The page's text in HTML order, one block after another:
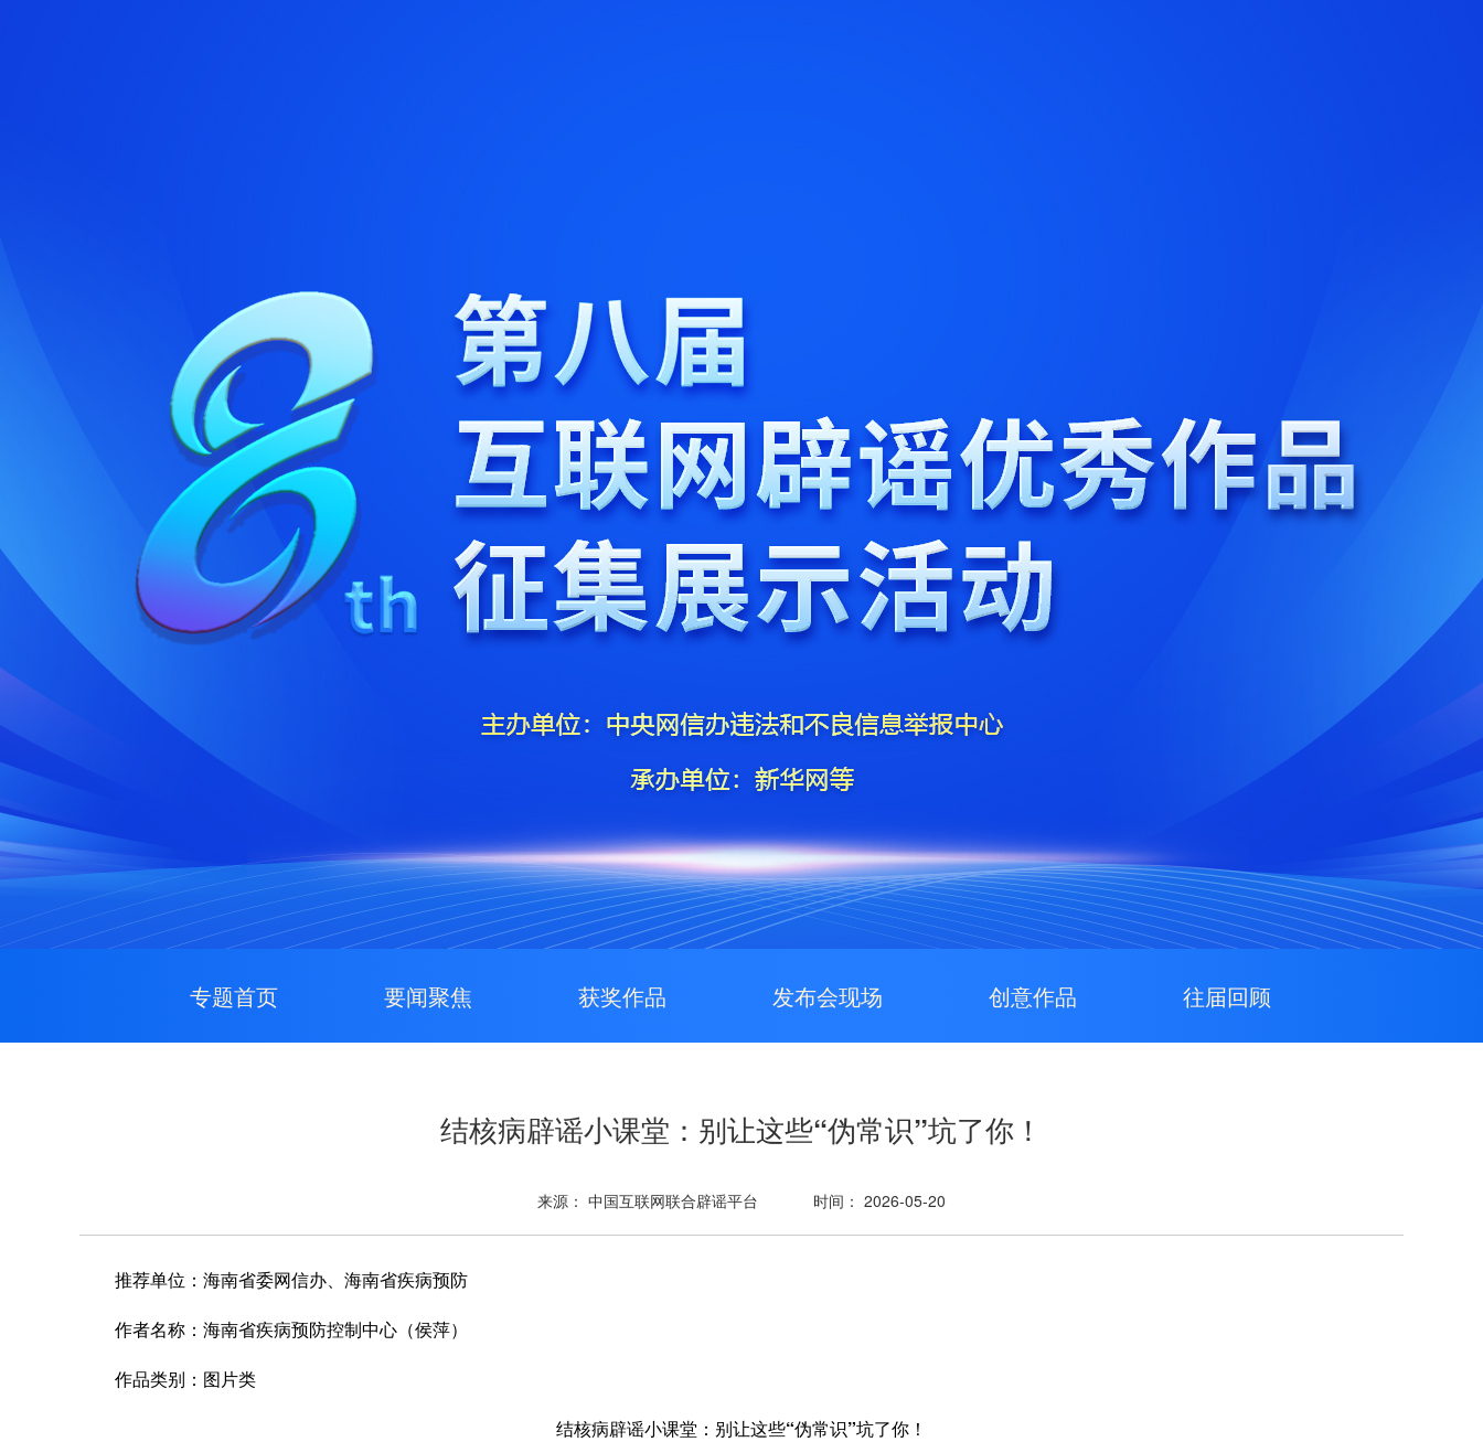
专题首页 要闻聚焦 获奖作品 发布会现场 创意作品 往届回顾
结核病辟谣小课堂：别让这些“伪常识”坑了你！
来源： 中国互联网联合辟谣平台 时间： 2026-05-20
推荐单位： 海南省委网信办、海南省疾病预防
作者名称： 海南省疾病预防控制中心（侯萍）
作品类别： 图片类
结核病辟谣小课堂：别让这些“伪常识”坑了你！